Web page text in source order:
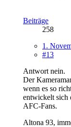
Beiträge
258
1.
#13
Antwort nein.
Der
wenn es so
entwickelt sich
AFC-Fans.
Altona 93,